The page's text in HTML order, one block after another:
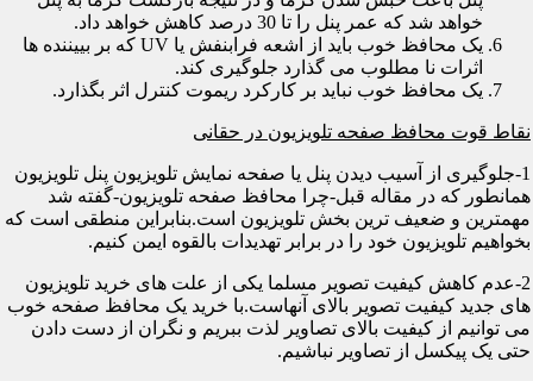
خواهد شد که عمر پنل را تا 30 درصد کاهش خواهد داد.
یک محافظ خوب باید از اشعه فرابنفش یا UV که بر بییننده ها
اثرات نا مطلوب می گذارد جلوگیری کند.
یک محافظ خوب نباید بر کارکرد ریموت کنترل اثر بگذارد.
نقاط قوت محافظ صفحه تلویزیون در حقانی
1-جلوگیری از آسیب دیدن پنل یا صفحه نمایش تلویزیون پنل تلویزیون
همانطور که در مقاله قبل-چرا محافظ صفحه تلویزیون-گفته شد
مهمترین و ضعیف ترین بخش تلویزیون است.بنابراین منطقی است که
بخواهیم تلویزیون خود را در برابر تهدیدات بالقوه ایمن کنیم.
2-عدم کاهش کیفیت تصویر مسلما یکی از علت های خرید تلویزیون
های جدید کیفیت تصویر بالای آنهاست.با خرید یک محافظ صفحه خوب
می توانیم از کیفیت بالای تصاویر لذت ببریم و نگران از دست دادن
حتی یک پیکسل از تصاویر نباشیم.